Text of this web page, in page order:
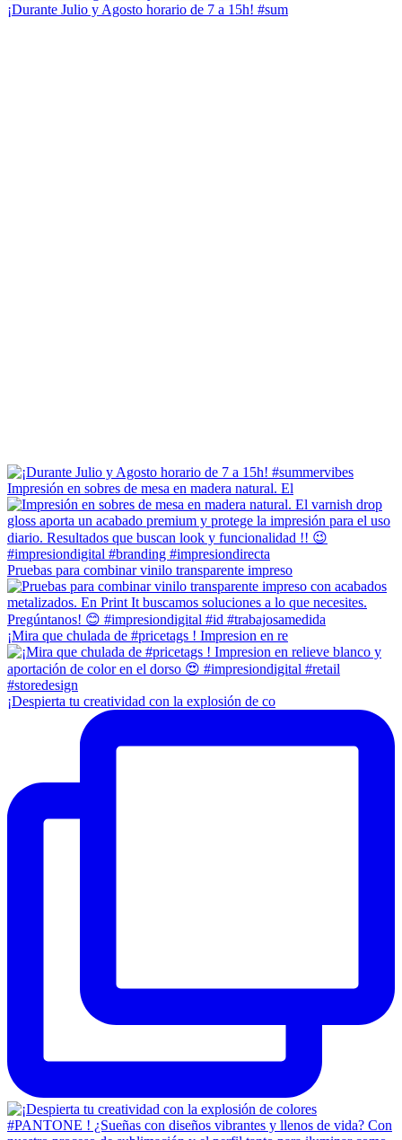
¡Durante Julio y Agosto horario de 7 a 15h! #sum
Impresión en sobres de mesa en madera natural. El
Pruebas para combinar vinilo transparente impreso
¡Mira que chulada de #pricetags ! Impresion en re
¡Despierta tu creatividad con la explosión de co